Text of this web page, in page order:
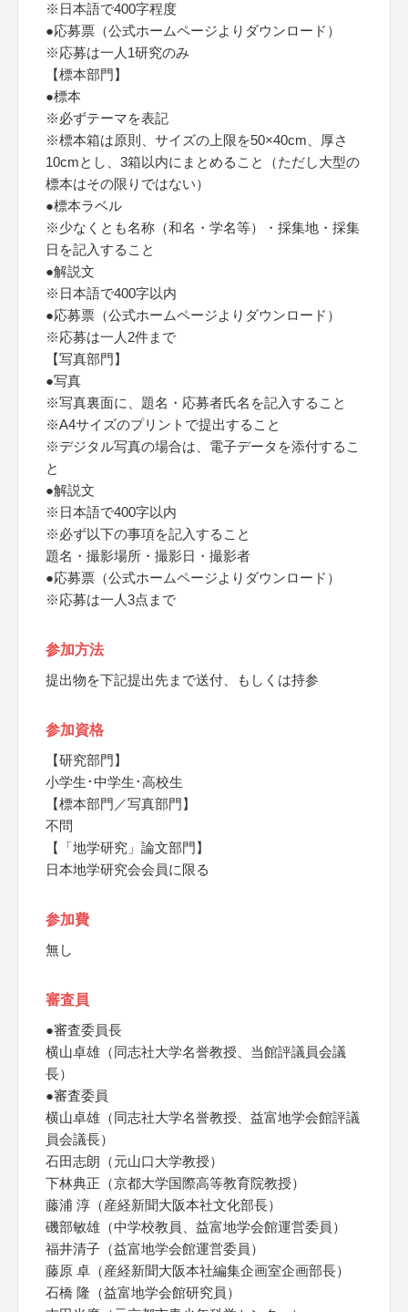
※日本語で400字程度
●応募票（公式ホームページよりダウンロード）
※応募は一人1研究のみ
【標本部門】
●標本
※必ずテーマを表記
※標本箱は原則、サイズの上限を50×40cm、厚さ
10cmとし、3箱以内にまとめること（ただし大型の
標本はその限りではない）
●標本ラベル
※少なくとも名称（和名・学名等）・採集地・採集
日を記入すること
●解説文
※日本語で400字以内
●応募票（公式ホームページよりダウンロード）
※応募は一人2件まで
【写真部門】
●写真
※写真裏面に、題名・応募者氏名を記入すること
※A4サイズのプリントで提出すること
※デジタル写真の場合は、電子データを添付するこ
と
●解説文
※日本語で400字以内
※必ず以下の事項を記入すること
題名・撮影場所・撮影日・撮影者
●応募票（公式ホームページよりダウンロード）
※応募は一人3点まで
参加方法
提出物を下記提出先まで送付、もしくは持参
参加資格
【研究部門】
小学生･中学生･高校生
【標本部門／写真部門】
不問
【「地学研究」論文部門】
日本地学研究会会員に限る
参加費
無し
審査員
●審査委員長
横山卓雄（同志社大学名誉教授、当館評議員会議
長）
●審査委員
横山卓雄（同志社大学名誉教授、益富地学会館評議
員会議長）
石田志朗（元山口大学教授）
下林典正（京都大学国際高等教育院教授）
藤浦 淳（産経新聞大阪本社文化部長）
磯部敏雄（中学校教員、益富地学会館運営委員）
福井清子（益富地学会館運営委員）
藤原 卓（産経新聞大阪本社編集企画室企画部長）
石橋 隆（益富地学会館研究員）